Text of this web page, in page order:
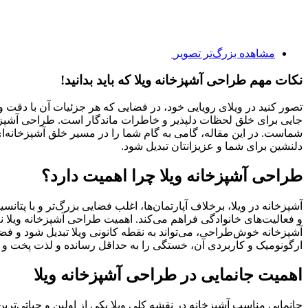
مشاهده بزرگ‌تر تصویر
نکات مهم طراحی آشپزخانه ویلا که باید بدانید!
تصور کنید در ویلای رویایی خود، در فضایی که هر جزئیات آن با
جایی برای خلق لحظات دلپذیر و خاطرات ماندگار است. طراحی
شماست. در این مقاله، گامی به گام شما را در مسیر خلق
دلنشین برای شما و عزیزانتان تبدیل شود.
طراحی آشپزخانه ویلا چرا اهمیت دارد؟
آشپزخانه در ویلا، برخلاف آپارتمان‌ها، اغلب فضایی بزرگ‌تر و با
و فعالیت‌های خانوادگی فراهم می‌کند. اهمیت طراحی آشپزخانه
آشپزخانه خوش‌طراحی، می‌تواند به نقطه کانونی ویلا تبدیل شود و
ارگونومیک و کاربردی آن، خستگی را به حداقل رسانده و لذت پخت و
اهمیت جانمایی در طراحی آشپزخانه ویلا
جانمایی مناسب آشپزخانه در نقشه کلی ویلا یکی از اولین و